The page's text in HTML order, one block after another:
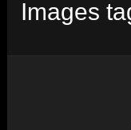
Images